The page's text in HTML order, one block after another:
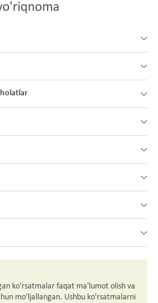
ko'rsatmalar faqat ma'lumot olish va
mo'ljallangan. Ushbu ko'rsatmalarni